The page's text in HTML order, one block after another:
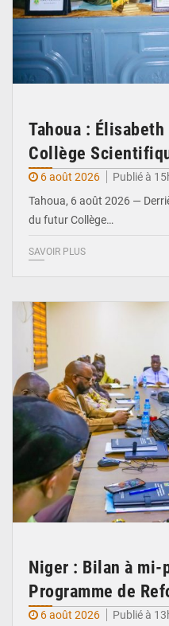
Tahoua :
Collège
6 août 2026
Publié à
Tahoua, 6 août 2026 —
du futur Collège…
SAVOIR PLUS
Niger : Bilan à mi-
Programme de
6 août 2026 Publié à